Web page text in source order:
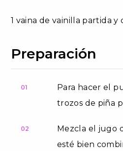
1 vaina de vainilla partida y
Preparación
01
Para hacer el
trozos de piña
02
Mezcla el jugo
esté bien